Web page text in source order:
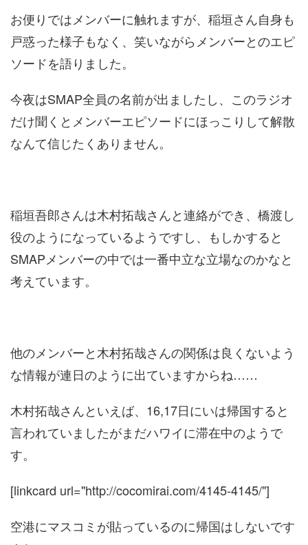
お便りではメンバーに触れますが、稲垣さん自身も
戸惑った様子もなく、笑いながらメンバーとのエピ
ソードを語りました。
今夜はSMAP全員の名前が出ましたし、このラジオ
だけ聞くとメンバーエピソードにほっこりして解散
なんて信じたくありません。
稲垣吾郎さんは木村拓哉さんと連絡ができ、橋渡し
役のようになっているようですし、もしかすると
SMAPメンバーの中では一番中立な立場なのかなと
考えています。
他のメンバーと木村拓哉さんの関係は良くないよう
な情報が連日のように出ていますからね……
木村拓哉さんといえば、16,17日にいは帰国すると
言われていましたがまだハワイに滞在中のようで
す。
[linkcard url="http://cocomirai.com/4145-4145/"]
空港にマスコミが貼っているのに帰国はしないです